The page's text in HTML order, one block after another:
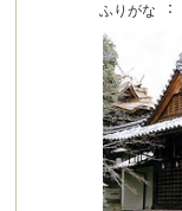
ふりがな ：